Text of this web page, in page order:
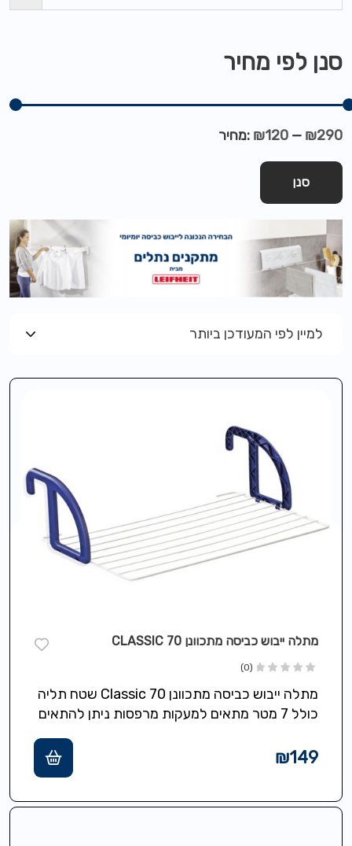
סנן לפי מחיר
סנן
מחיר: ₪120 — ₪290
למיין לפי המעודכן ביותר
מתלה ייבוש כביסה מתכוונן CLASSIC 70
(0)
מתלה ייבוש כביסה מתכוונן Classic 70 שטח תליה
כולל 7 מטר מתאים למעקות מרפסות ניתן להתאים
₪149